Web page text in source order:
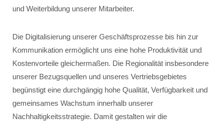
und Weiterbildung unserer Mitarbeiter.
Die Digitalisierung unserer Geschäftsprozesse bis hin zur
Kommunikation ermöglicht uns eine hohe Produktivität und
Kostenvorteile gleichermaßen. Die Regionalität insbesondere
unserer Bezugsquellen und unseres Vertriebsgebietes
begünstigt eine durchgängig hohe Qualität, Verfügbarkeit und
gemeinsames Wachstum innerhalb unserer
Nachhaltigkeitsstrategie. Damit gestalten wir die